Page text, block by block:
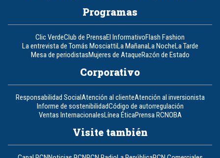
Programas
Clic VerdeClub de PrensaEl InformativoFlash Fashion
La entrevista de Tomás MosciattiLa MañanaLa NocheLa Tarde
Mesa de periodistasMujeres de AtaqueRazón de Estado
Corporativo
Responsabilidad SocialAtención al clienteAtención al inversionista
Informe de sostenibilidadCódigo de autorregulación
Ventas InternacionalesLínea ÉticaPrensa RCNOBA
Visite también